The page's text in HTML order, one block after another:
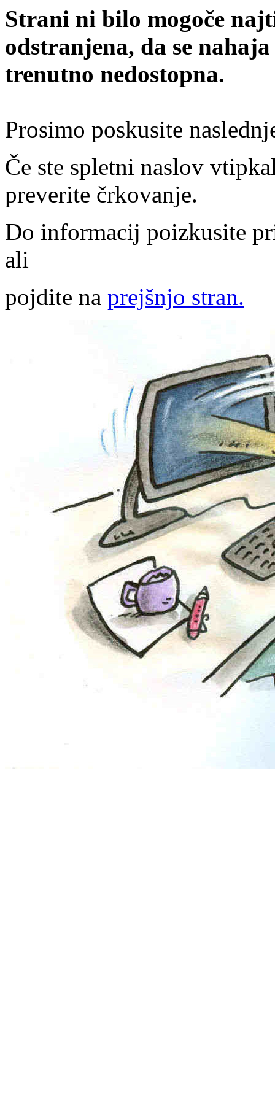
Strani ni bilo mogoče
odstranjena, da se
trenutno nedostopna.
Prosimo poskusite
Če ste spletni naslov
preverite črkovanje.
Do informacij poizkusite
ali
pojdite na prejšnjo stran.